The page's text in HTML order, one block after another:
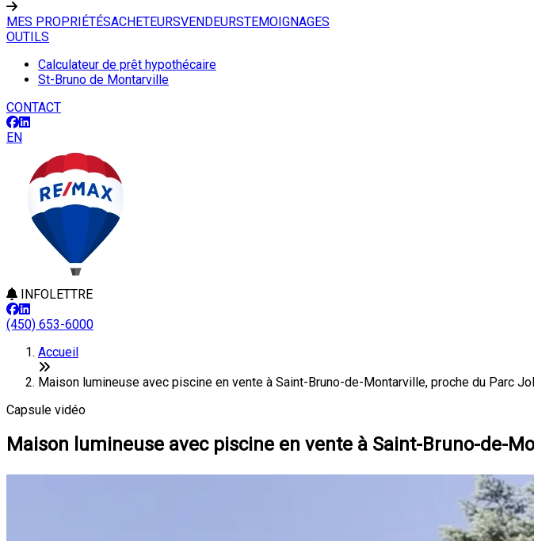
MES PROPRIÉTÉSACHETEURSVENDEURSTEMOIGNAGES
OUTILS
Calculateur de prêt hypothécaire
St-Bruno de Montarville
CONTACT
EN
INFOLETTRE
(450) 653-6000
Accueil
Maison lumineuse avec piscine en vente à Saint-Bruno-de-Montarville, proche du Parc
Capsule vidéo
Maison lumineuse avec piscine en vente à Saint-Bruno-de-
Nouvelle propriété
Nouvelle propriété à